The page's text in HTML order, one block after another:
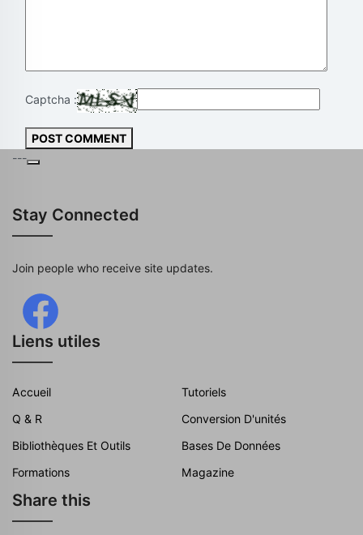
Captcha :
POST COMMENT
---
Stay Connected
Join people who receive site updates.
Liens utiles
Accueil
Tutoriels
Q & R
Conversion D'unités
Bibliothèques Et Outils
Bases De Données
Formations
Magazine
Share this